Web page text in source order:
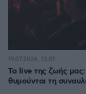
Τα live της ζωής
θυμούνται τη
19.07.2026, 13:01